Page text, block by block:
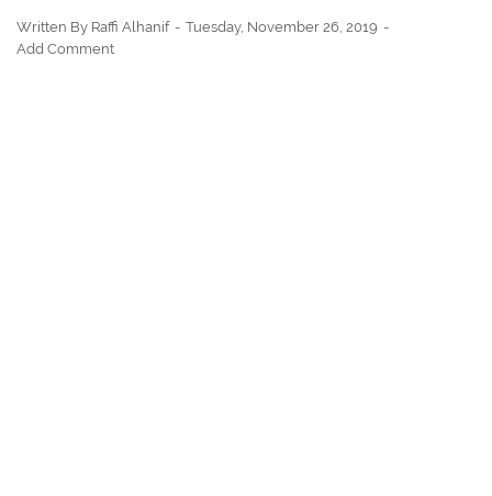
Written By Raffi Alhanif
Tuesday, November 26, 2019
Add Comment